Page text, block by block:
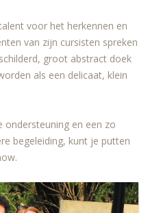
voor het herkennen en
van zijn cursisten spreken
groot abstract doek
als een delicaat, klein
ondersteuning en een zo
begeleiding, kunt je putten